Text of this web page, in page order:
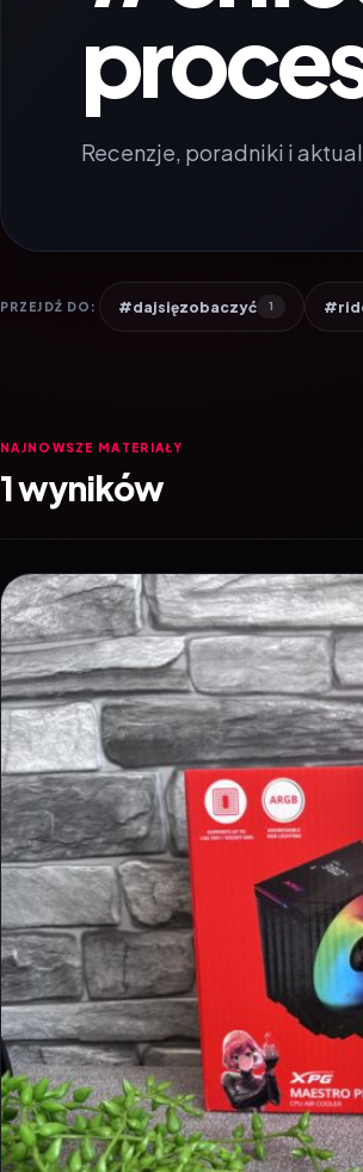
Recenzje, poradniki i
PRZEJDŹ DO: #dajsięzobaczyć 1
NAJNOWSZE MATERIAŁY
1 wyników